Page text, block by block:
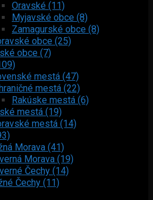
Oravské (11)
Myjavské obce (8)
Zamagurské obce (8)
obce (25)
obce (7)
mestá (47)
mestá (22)
Rakúske mestá (6)
mestá (19)
mestá (14)
Morava (41)
Morava (19)
Čechy (14)
Čechy (11)